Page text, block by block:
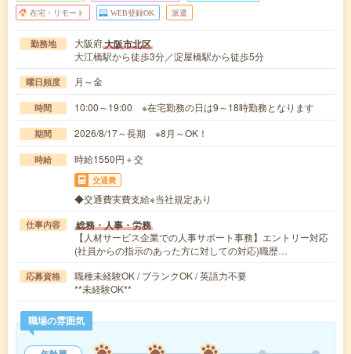
在宅・リモート WEB登録OK 派遣
勤務地 大阪府大阪市北区
大江橋駅から徒歩3分／淀屋橋駅から徒歩5分
曜日頻度 月～金
時間 10:00～19:00 ※在宅勤務の日は9～18時勤務となります
期間 2026/8/17～長期 ※8月～OK！
時給 時給1550円＋交
交通費
◆交通費実費支給※当社規定あり
仕事内容 総務・人事・労務
【人材サービス企業での人事サポート事務】エントリー対応
(社員からの指示のあった方に対しての対応)職歴…
応募資格
職種未経験OK / ブランクOK / 英語力不要
**未経験OK**
職場の雰囲気